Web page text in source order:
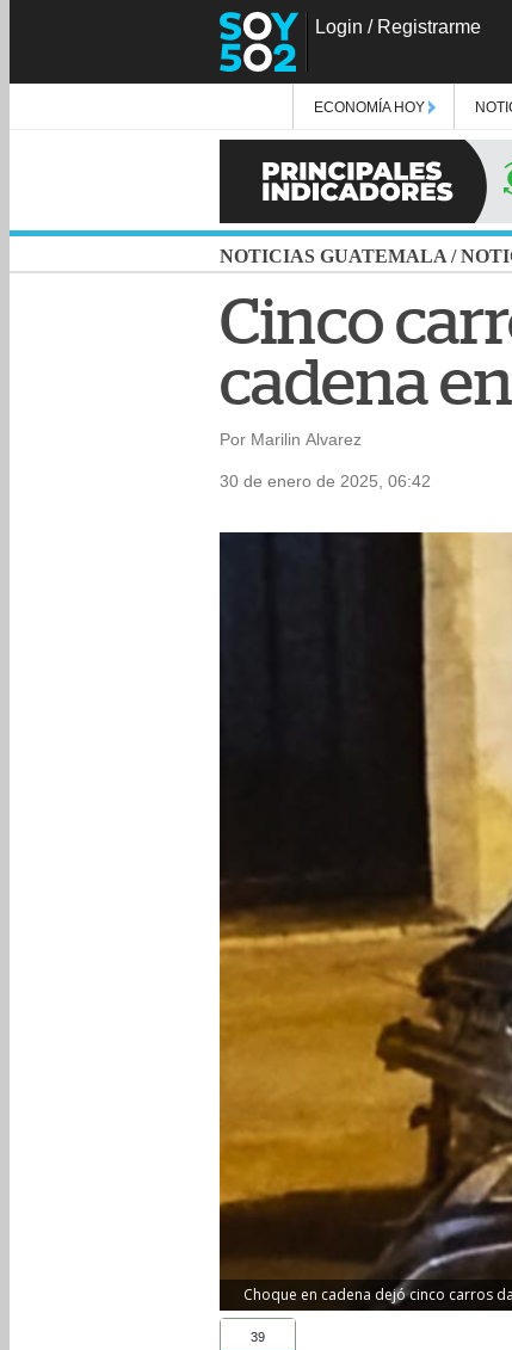
Login / Registrarme
ECONOMÍA HOY
NOTICIAS GUATEMALA /
Cinco
cadena
Por Marilin Alvarez
30 de enero de 2025, 06:42
Choque en cadena dejó cinco carros
39